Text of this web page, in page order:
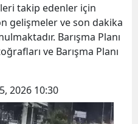
Antalya
Artvin
Bilecik
takip edenler için
gelişmeler ve son dakika
Barışma Planı
ve Barışma Planı
2026 10:30